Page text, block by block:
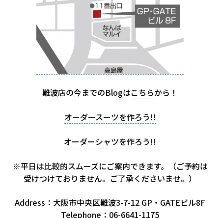
難波店の今までのBlogはこちらから！
オーダースーツを作ろう!!
オーダーシャツを作ろう!!
※平日は比較的スムーズにご案内できます。（ご予約は
受けつけておりません。ご了承くださいませ。）
Address：大阪市中央区難波3-7-12 GP・GATEビル8F
Telephone：06-6641-1175